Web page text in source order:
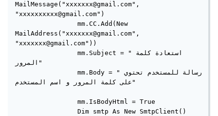
MailMessage("xxxxxxx@gmail.com",
"xxxxxxxxxx@gmail.com")
                mm.CC.Add(New
MailAddress("xxxxxxx@gmail.com",
"xxxxxxx@gmail.com"))
                mm.Subject = "استعادة كلمة
المرور"
                mm.Body = "رسالة للمستخدم تحتوي
على كلمة المرور و اسم المستخدم"
                mm.IsBodyHtml = True
                Dim smtp As New SmtpClient()